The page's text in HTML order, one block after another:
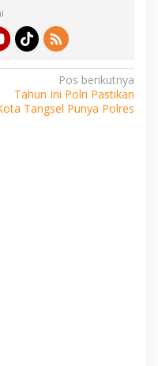
Pos berikutnya
Tahun Ini Polri Pastikan
Tangsel Punya Polres